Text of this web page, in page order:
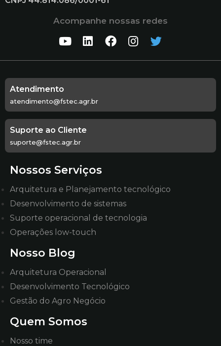
Acompanhe nossas redes
Nossos Serviços
Arquitetura e Planejamento tecnológico
Desenvolvimento de sistemas
Suporte operacional de tecnologia
Operações low-touch
Nosso Blog
Arquitetura Operacional
Desenvolvimento Tecnológico
Gestão do Agro Negócio
Quem Somos
Nosso time
Atendimento
atendimento@fstec.agr.br
Suporte ao Cliente
suporte@fstec.agr.br